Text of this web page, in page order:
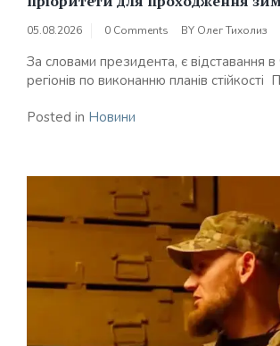
05.08.2026 0 Comments BY Олег Тихолиз
За словами президента, є відставання в
регіонів по виконанню планів стійкості
Posted in Новини